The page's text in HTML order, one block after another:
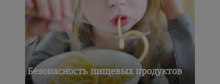
Безопасность пищевых продуктов